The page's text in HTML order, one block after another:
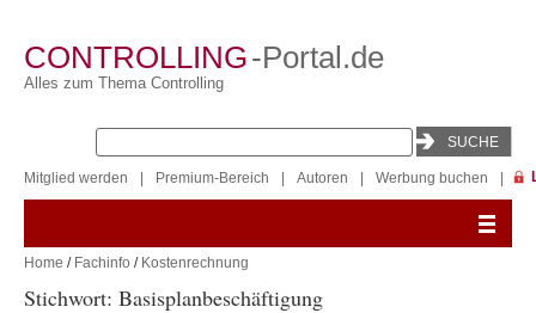
CONTROLLING-Portal.de
Alles zum Thema Controlling
Mitglied werden Premium-Bereich Autoren Werbung buchen
Home / Fachinfo / Kostenrechnung
Stichwort: Basisplanbeschäftigung